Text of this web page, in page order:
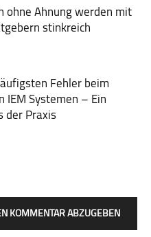
ohne Ahnung werden mit
stinkreich
Fehler beim
IEM Systemen – Ein
der Praxis
KOMMENTAR ABZUGEBEN